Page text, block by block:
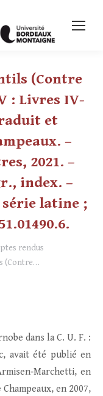
(Contre
: Livres IV-
et
–
2021. –
index. –
série latine ;
rendus
(Contre…
dans la C. U. F. :
avait été publié en
en
en 2007,